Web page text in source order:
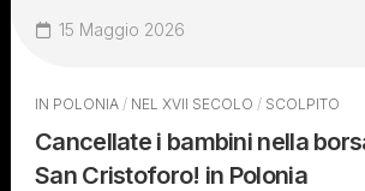
15 Maggio 2026
IN POLONIA / NEL XVII SECOLO / SCOLPITO
Cancellate i bambini nella
San Cristoforo! in Polonia